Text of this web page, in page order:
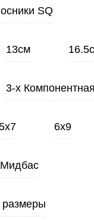
SQ
13см
3-х Компонентная
6х9
Мидбас